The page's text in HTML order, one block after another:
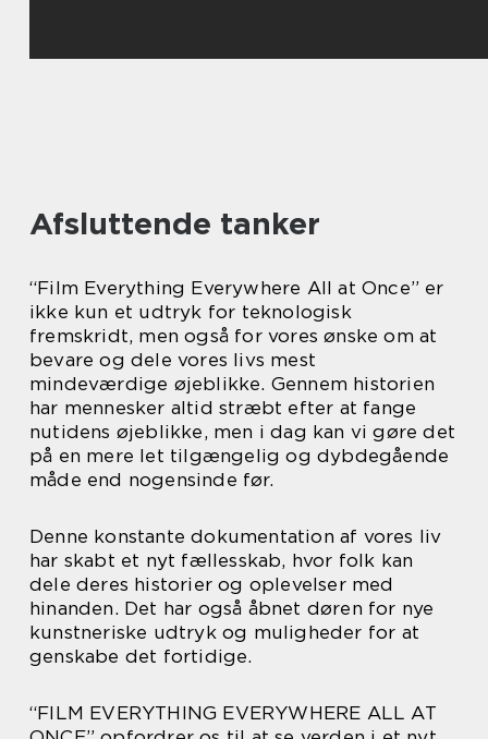
Afsluttende tanker
“Film Everything Everywhere All at Once” er
ikke kun et udtryk for teknologisk
fremskridt, men også for vores ønske om at
bevare og dele vores livs mest
mindeværdige øjeblikke. Gennem historien
har mennesker altid stræbt efter at fange
nutidens øjeblikke, men i dag kan vi gøre det
på en mere let tilgængelig og dybdegående
måde end nogensinde før.
Denne konstante dokumentation af vores liv
har skabt et nyt fællesskab, hvor folk kan
dele deres historier og oplevelser med
hinanden. Det har også åbnet døren for nye
kunstneriske udtryk og muligheder for at
genskabe det fortidige.
“FILM EVERYTHING EVERYWHERE ALL AT